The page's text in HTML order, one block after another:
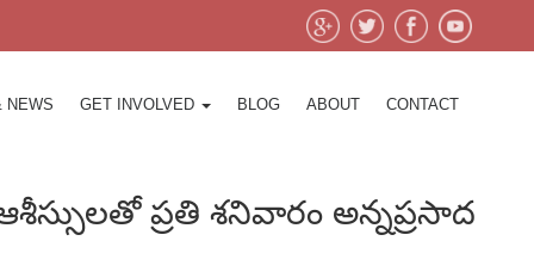
NEWS GET INVOLVED BLOG ABOUT CONTACT
ప్రతి శనివారం అన్నప్రసాద